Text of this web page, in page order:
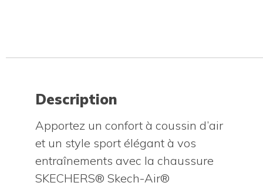
Description
Apportez un confort à coussin d’air
et un style sport élégant à vos
entraînements avec la chaussure
SKECHERS® Skech-Air®